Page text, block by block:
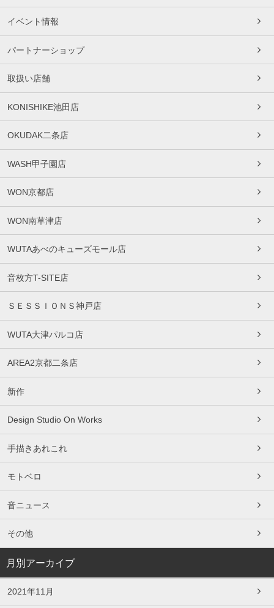
イベント情報
パートナーショップ
取扱い店舗
KONISHIKE池田店
OKUDAK二条店
WASH甲子園店
WON京都店
WON南草津店
WUTAあべのキューズモール店
音枚方T-SITE店
ＳＥＳＳＩＯＮＳ神戸店
WUTA大津パルコ店
AREA2京都二条店
新作
Design Studio On Works
手描きあれこれ
モトベロ
音ニュース
その他
月別アーカイブ
2021年11月